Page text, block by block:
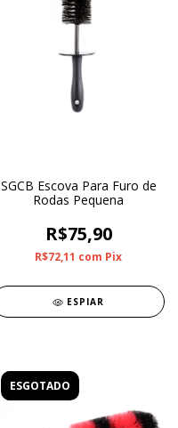
SGCB Escova Para Furo de
Rodas Pequena
R$75,90
R$72,11 com Pix
ESPIAR
ESGOTADO